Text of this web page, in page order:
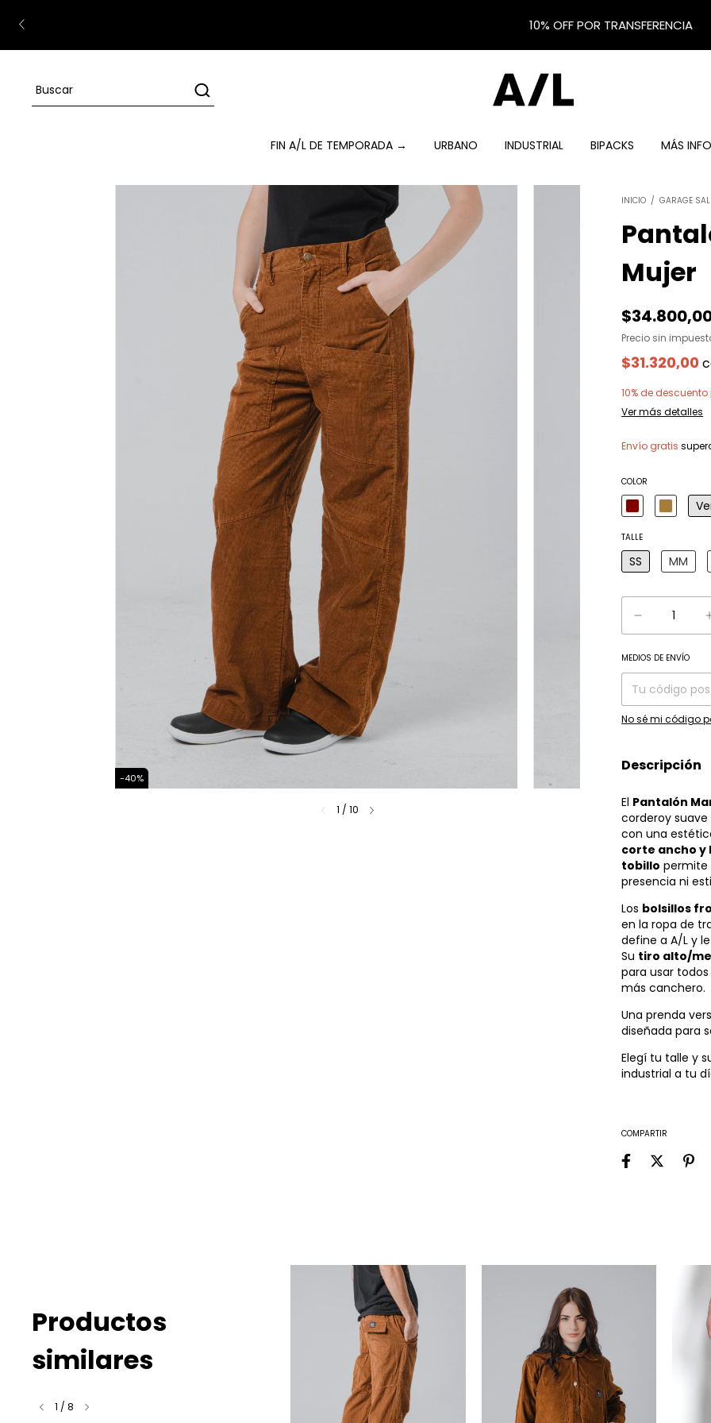
10% OFF POR TRANSFERENCIA
FIN A/L DE TEMPORADA → URBANO INDUSTRIAL BIPACKS MÁS INFO
-40%
1 /10
INICIO / GARAGE
Mujer
Precio sin
$31.320,00
10% de descuento
Ver más detalles
Envío gratis
COLOR
TALLE
SS MM
Entregas para el
MEDIOS DE ENVÍO
No sé mi código
Descripción
El Pantalón
corderoy
con una
corte ancho y
tobillo permite
presencia ni
Los bolsillos
en la ropa de
define a A/L y
Su tiro alto/
para usar
más canchero.
Una prenda
diseñada para
Elegí tu talle y
industrial a tu
COMPARTIR
Productos
similares
1 / 8